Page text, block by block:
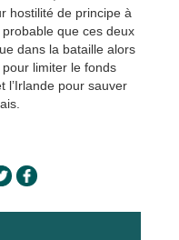
hostilité de principe à
que ces deux
dans la bataille alors
limiter le fonds
l’Irlande pour sauver